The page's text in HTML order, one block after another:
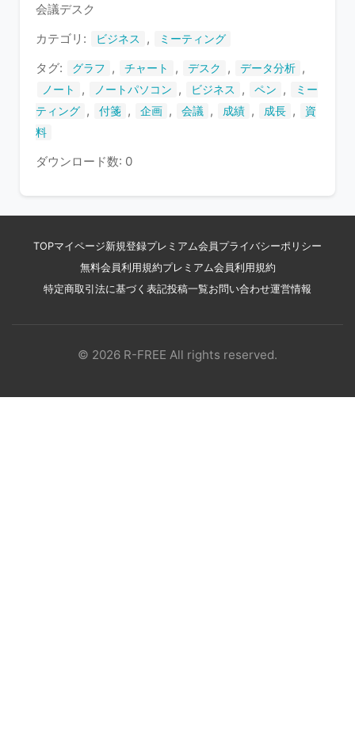
す
会議デスク
カテゴリ:
ビジネス , ミーティング
タグ: グラフ , チャート , デスク , データ分析 ,
ノート , ノートパソコン , ビジネス , ペン ,
ミー
ティング , 付箋 , 企画 , 会議 , 成績 , 成長 ,
資
料
ダウンロード数: 0
TOPマイページ新規登録プレミアム会員 プライバシーポリシー
無料会員利用規約プレミアム会員利用規約
特定商取引法に基づく表記投稿一覧お問い合わせ運営情報
© 2026 R-FREE All rights reserved.